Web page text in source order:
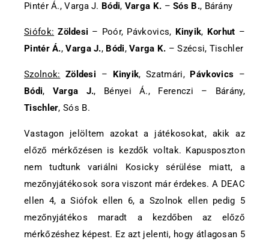
Pintér Á., Varga J. Bódi, Varga K. –Sós B., Bárány
Siófok: Zöldesi – Poór, Pávkovics, Kinyik, Korhut –
Pintér Á.,Varga J., Bódi,Varga K. – Szécsi, Tischler
Szolnok: Zöldesi – Kinyik, Szatmári, Pávkovics –
Bódi, Varga J., Bényei Á., Ferenczi – Bárány,
Tischler, Sós B.
Vastagon jelöltem azokat a játékosokat, akik az
előző mérkőzésen is kezdők voltak. Kapusposzton
nem tudtunk variálni Kosicky sérülése miatt, a
mezőnyjátékosok sora viszont már érdekes. A DEAC
ellen 4, a Siófok ellen 6, a Szolnok ellen pedig 5
mezőnyjátékos maradt a kezdőben az előző
mérkőzéshez képest. Ez azt jelenti, hogy átlagosan 5